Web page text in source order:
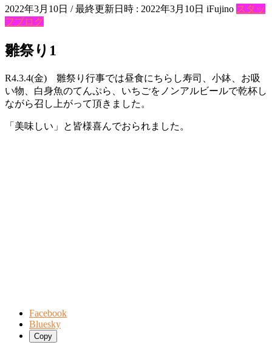
2022年3月10日 / 最終更新日時 : 2022年3月10日 iFujino スタッ
フブログ
雛祭り1
R4.3.4(金) 雛祭り行事では昼食にちらし寿司、小鉢、お吸
い物、白身魚のてんぷら、いちごをノンアルビールで乾杯し
ながら召し上がって頂きました。
「美味しい」と皆様喜んでおられました。
Facebook
Bluesky
Copy